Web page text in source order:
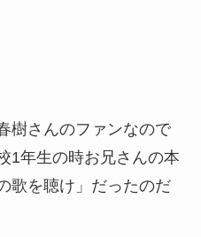
樹さんのファンなので
1年生の時お兄さんの本
歌を聴け」だったのだ